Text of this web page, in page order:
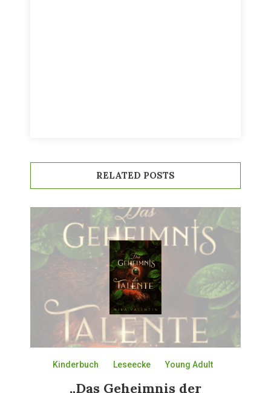
RELATED POSTS
Kinderbuch Leseecke Young Adult
„Das Geheimnis der